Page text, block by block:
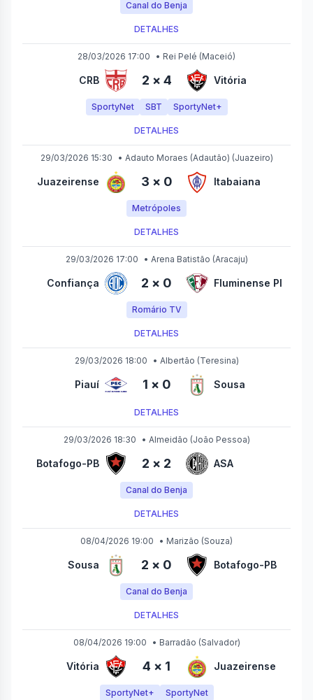
Canal do Benja
DETALHES
28/03/2026 17:00 • Rei Pelé (Maceió)
CRB 2 × 4 Vitória
SportyNet SBT SportyNet+
DETALHES
29/03/2026 15:30 • Adauto Moraes (Adautão) (Juazeiro)
Juazeirense 3 × 0 Itabaiana
Metrópoles
DETALHES
29/03/2026 17:00 • Arena Batistão (Aracaju)
Confiança 2 × 0 Fluminense PI
Romário TV
DETALHES
29/03/2026 18:00 • Albertão (Teresina)
Piauí 1 × 0 Sousa
DETALHES
29/03/2026 18:30 • Almeidão (João Pessoa)
Botafogo-PB 2 × 2 ASA
Canal do Benja
DETALHES
08/04/2026 19:00 • Marizão (Souza)
Sousa 2 × 0 Botafogo-PB
Canal do Benja
DETALHES
08/04/2026 19:00 • Barradão (Salvador)
Vitória 4 × 1 Juazeirense
SportyNet+ SportyNet